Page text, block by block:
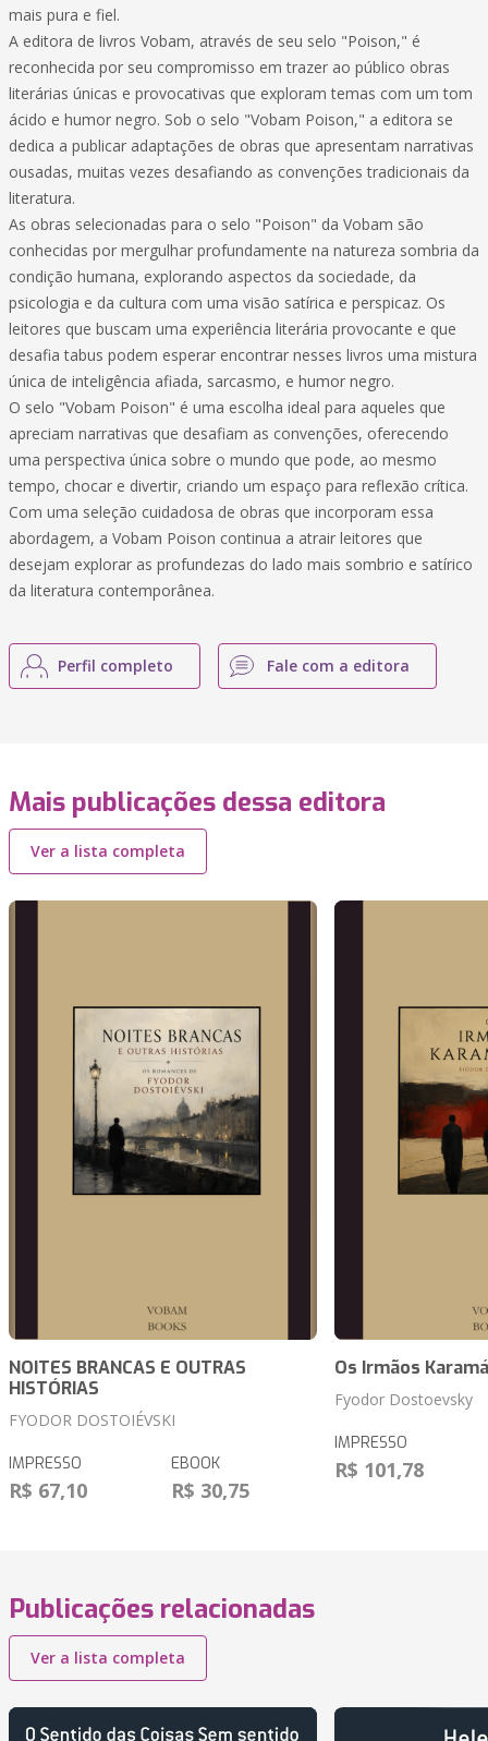
mais pura e fiel.
A editora de livros Vobam, através de seu selo "Poison," é
reconhecida por seu compromisso em trazer ao público obras
literárias únicas e provocativas que exploram temas com um tom
ácido e humor negro. Sob o selo "Vobam Poison," a editora se
dedica a publicar adaptações de obras que apresentam narrativas
ousadas, muitas vezes desafiando as convenções tradicionais da
literatura.
As obras selecionadas para o selo "Poison" da Vobam são
conhecidas por mergulhar profundamente na natureza sombria da
condição humana, explorando aspectos da sociedade, da
psicologia e da cultura com uma visão satírica e perspicaz. Os
leitores que buscam uma experiência literária provocante e que
desafia tabus podem esperar encontrar nesses livros uma mistura
única de inteligência afiada, sarcasmo, e humor negro.
O selo "Vobam Poison" é uma escolha ideal para aqueles que
apreciam narrativas que desafiam as convenções, oferecendo
uma perspectiva única sobre o mundo que pode, ao mesmo
tempo, chocar e divertir, criando um espaço para reflexão crítica.
Com uma seleção cuidadosa de obras que incorporam essa
abordagem, a Vobam Poison continua a atrair leitores que
desejam explorar as profundezas do lado mais sombrio e satírico
da literatura contemporânea.
Perfil completo Fale com a editora
Mais publicações dessa editora
Ver a lista completa
NOITES BRANCAS E OUTRAS
HISTÓRIAS
FYODOR DOSTOIÉVSKI
IMPRESSO
R$ 67,10
EBOOK
R$ 30,75
Os Irmãos
Fyodor Dostoevsky
IMPRESSO
R$ 101,78
Publicações relacionadas
Ver a lista completa